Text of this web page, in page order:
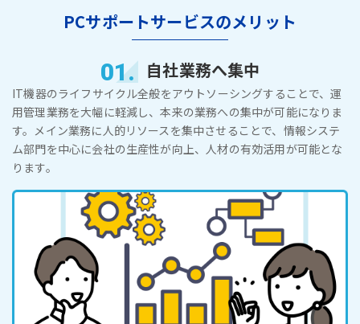
PCサポートサービスのメリット
01. 自社業務へ集中
IT機器のライフサイクル全般をアウトソーシングすることで、運
用管理業務を大幅に軽減し、本来の業務への集中が可能になりま
す。メイン業務に人的リソースを集中させることで、情報システ
ム部門を中心に会社の生産性が向上、人材の有効活用が可能とな
ります。